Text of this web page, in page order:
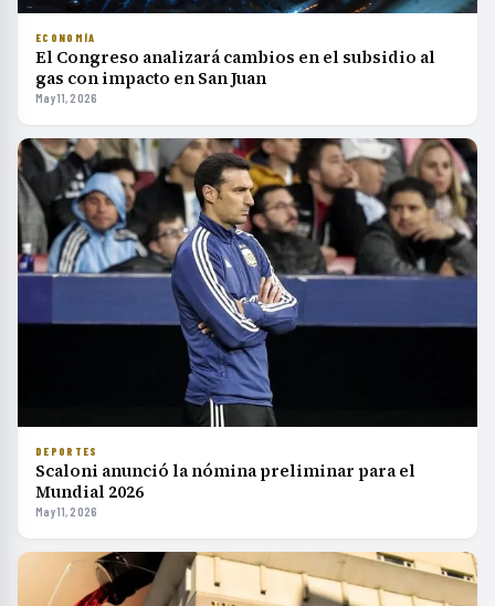
ECONOMÍA
El Congreso analizará cambios en el subsidio al
gas con impacto en San Juan
May 11, 2026
DEPORTES
Scaloni anunció la nómina preliminar para el
Mundial 2026
May 11, 2026